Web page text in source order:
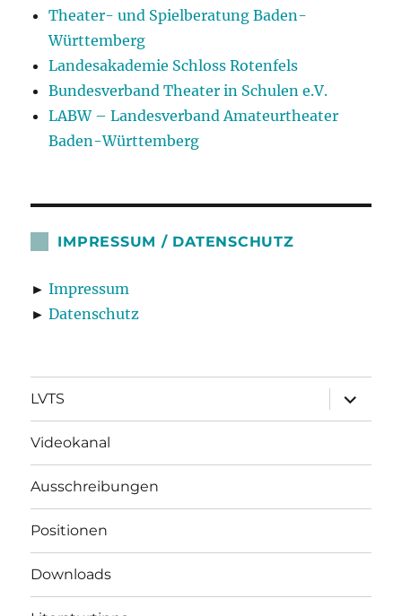
Theater- und Spielberatung Baden-
Württemberg
Landesakademie Schloss Rotenfels
Bundesverband Theater in Schulen e.V.
LABW – Landesverband Amateurtheater
Baden-Württemberg
IMPRESSUM / DATENSCHUTZ
►Impressum
►Datenschutz
LVTS
öffnen
Videokanal
Ausschreibungen
Positionen
Downloads